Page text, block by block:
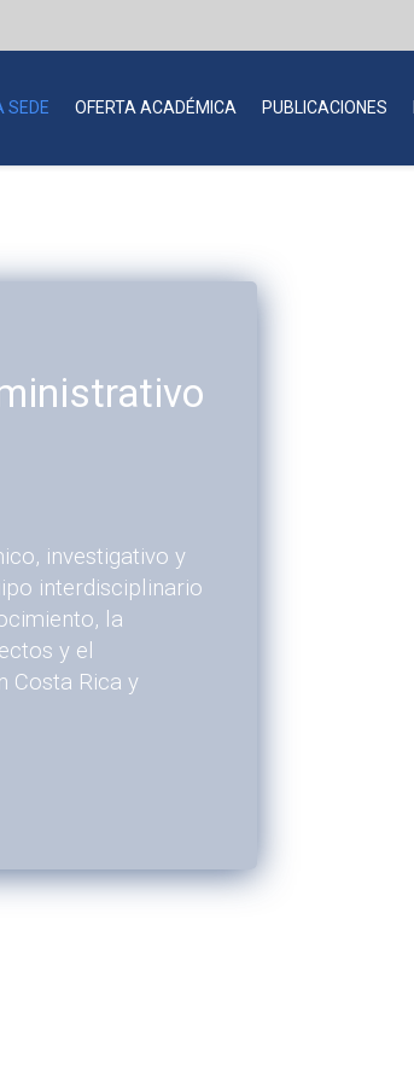
SEDE OFERTA ACADÉMICA PUBLICACIONES
investigativo y
interdisciplinario
la
y el
Costa Rica y